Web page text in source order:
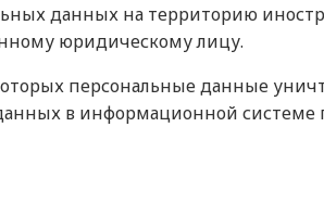
данных на территорию
юридическому лицу.
персональные данные
в информационной